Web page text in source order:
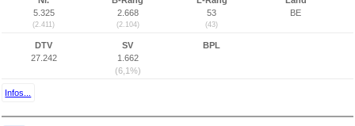
5.325
(2.411)
2.668
(2.104)
53
(43)
BE
DTV
27.242
SV
1.662
(6,1%)
BPL
Infos...